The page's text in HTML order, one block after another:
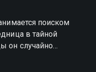
поиском
он случайно
и влюбляется в